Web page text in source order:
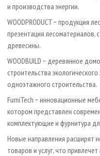
и производства энергии.
WOODPRODUCT − продукция
презентация лесоматериалов,
древесины.
WOODBUILD − деревянное
строительства
одноэтажного строительства.
FurniTech − инновационные
котором представлен
комплектующие и фурнитура
Новые направления расширят
товаров и услуг, что